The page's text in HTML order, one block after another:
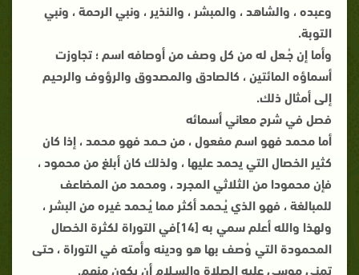
وعبده ، والشاهد ، والمبشر ، والنذير ، ونبي الرحمة ، ونبي
التوبة.
وأما إن جُـعل له من كل وصف من أوصافه اسم ؛ تجاوزت
أسماؤه المائتين ، كالصادق والمصدوق والرؤوف والرحيم
إلى أمثال ذلك.
فصل في شرح معاني أسمائه
أما محمد فهو اسم مفعول ، من حـمد فهو محمد ، إذا كان
كثير الخصال التي يحمد عليها ، ولذلك كان أبلغ من محمود ،
فإن محمودا من الثلاثي المجرد ، ومحمد من المضاعف
للمبالغة ، فهو الذي يُـحمد أكثر مما يُـحمد غيره من البشر ،
ولهذا والله أعلم سمي به [14]في التوراة لكثرة الخصال
المحمودة التي وُصف بها هو ودينه وأمته في التوراة ، حتى
تمنى موسى عليه الصلاة والسـلام أن يكون منهم.